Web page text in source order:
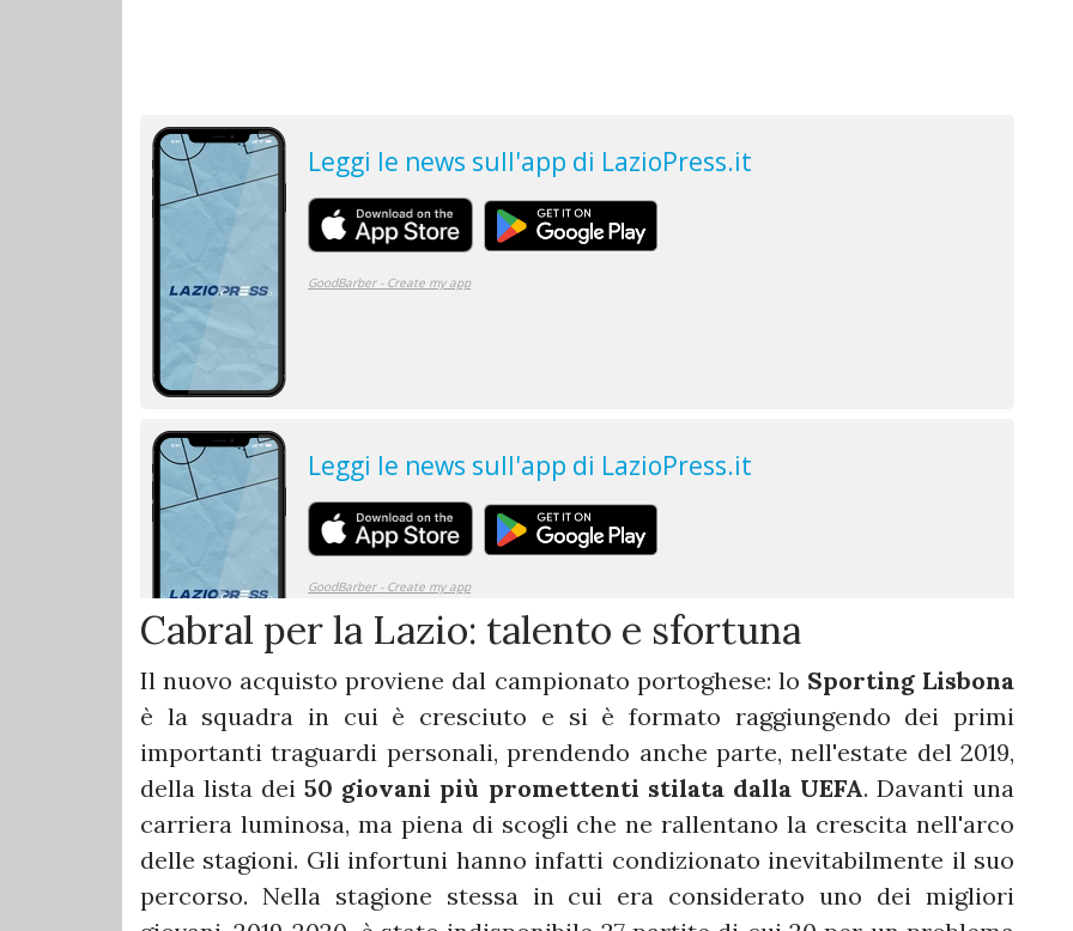
Cabral per la Lazio: talento e sfortuna
Il nuovo acquisto proviene dal campionato portoghese: lo Sporting Lisbona
è la squadra in cui è cresciuto e si è formato raggiungendo dei primi
importanti traguardi personali, prendendo anche parte, nell'estate del 2019,
della lista dei50 giovani più promettenti stilata dalla UEFA. Davanti una
carriera luminosa, ma piena di scogli che ne rallentano la crescita nell'arco
delle stagioni. Gli infortuni hanno infatti condizionato inevitabilmente il suo
percorso. Nella stagione stessa in cui era considerato uno dei migliori